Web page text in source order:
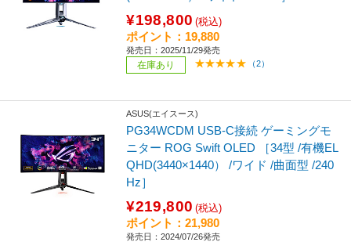
¥198,800 (税込)
ポイント：19,880
発売日：2025/11/29発売
在庫あり （2）
ASUS(エイスース)
PG34WCDM USB-C接続 ゲーミングモ
ニター ROG Swift OLED ［34型 /有機EL
QHD(3440×1440） /ワイド /曲面型 /240
Hz］
¥219,800 (税込)
ポイント：21,980
発売日：2024/07/26発売